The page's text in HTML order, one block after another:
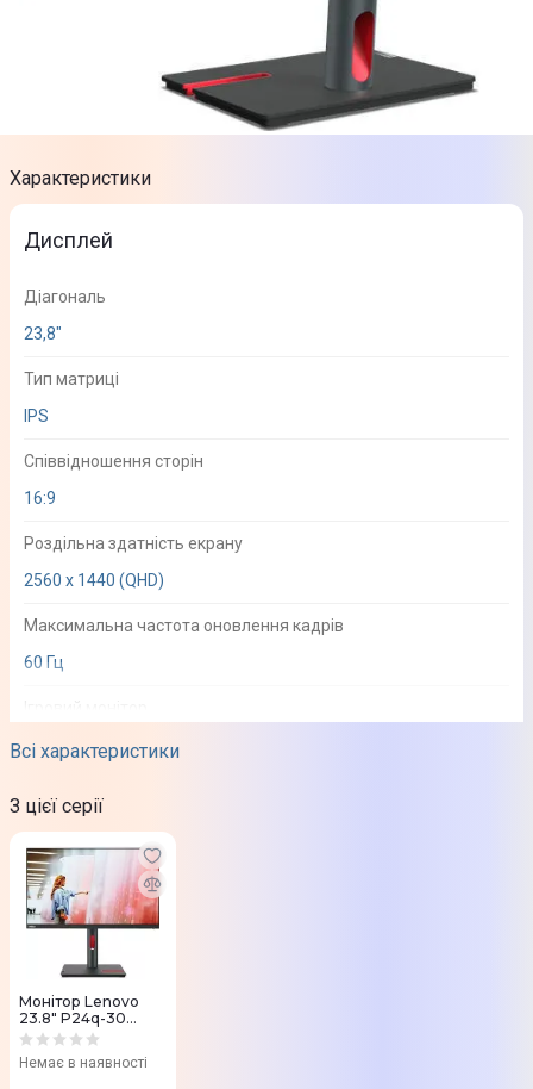
Характеристики
Всі характеристики
Дисплей
Діагональ
23,8"
Тип матриці
IPS
Співвідношення сторін
16:9
Роздільна здатність екрану
2560 x 1440 (QHD)
Максимальна частота оновлення кадрів
60 Гц
Ні
Покриття
Матове
Підсвічування
WLED
Розмір пікселя
0,205 х 0,205 мм
З цієї серії
Монітор Lenovo
23.8" P24q-30
(63B4GAT6UA)
Немає в наявності